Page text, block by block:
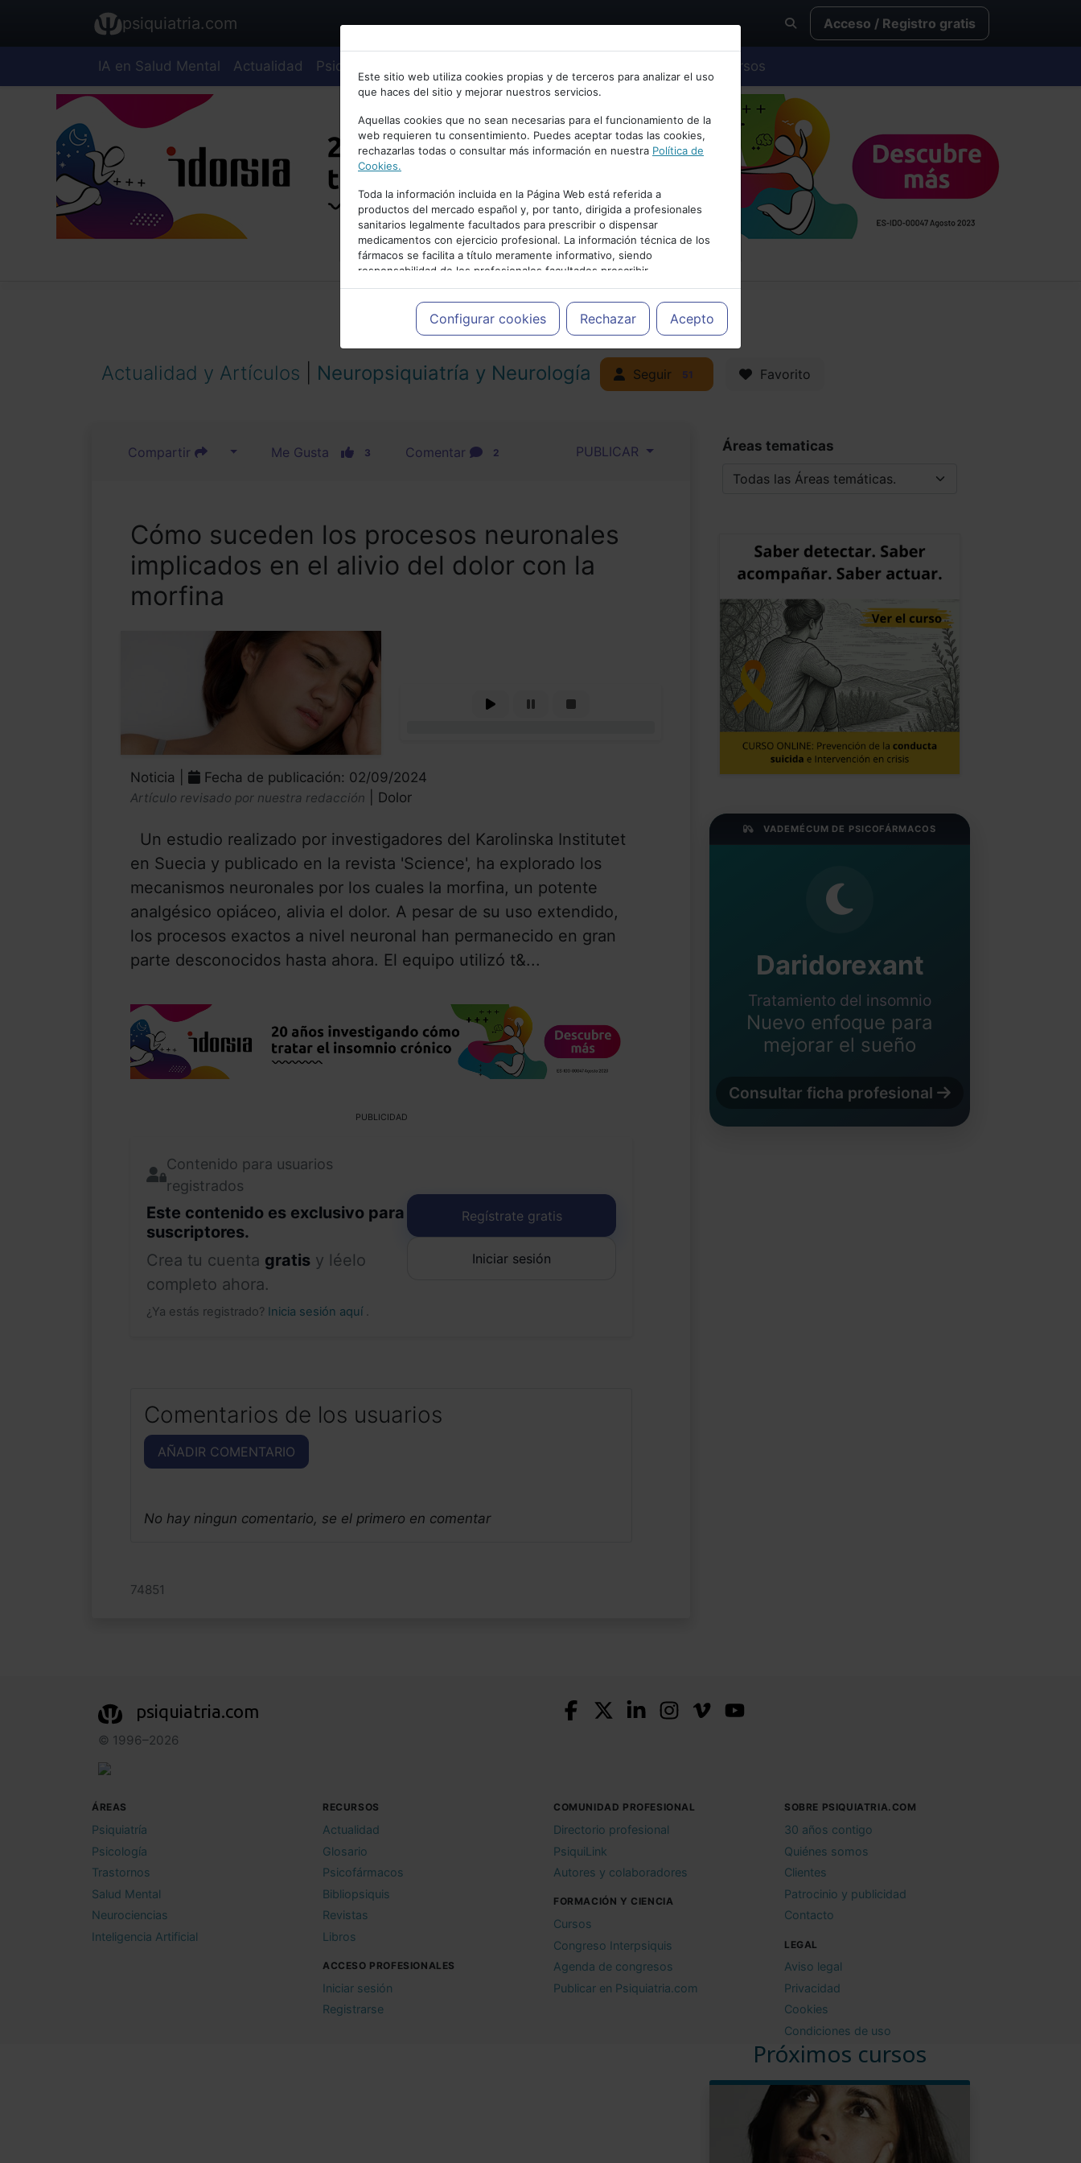
Bienvenid@ a psiquiatria.com
Escribe tu Email
Accede o regístrate con tu email.
Cancelar
psiquiatria.com Acceso / Registro gratis
IA en Salud Mental Actualidad Psiquiatría Cursos
Este sitio web utiliza cookies propias y de terceros para analizar el uso
que haces del sitio y mejorar nuestros servicios.
Aquellas cookies que no sean necesarias para el funcionamiento de la
web requieren tu consentimiento. Puedes aceptar todas las cookies,
rechazarlas todas o consultar más información en nuestra Política de
Cookies.
Toda la información incluida en la Página Web está referida a
productos del mercado español y, por tanto, dirigida a profesionales
sanitarios legalmente facultados para prescribir o dispensar
medicamentos con ejercicio profesional. La información técnica de los
fármacos se facilita a título meramente informativo, siendo
responsabilidad de los profesionales facultados prescribir
medicamentos y decidir, en cada caso concreto, el tratamiento más
adecuado a las necesidades del paciente.
Configurar cookies Rechazar Acepto
PUBLICIDAD
Actualidad y Artículos Neuropsiquiatría y Neurología Seguir 51 Favorito
Compartir Me Gusta 3 Comentar 2 PUBLICAR
Cómo suceden los procesos neuronales
implicados en el alivio del dolor con la
morfina
Noticia | Fecha de publicación: 02/09/2024
Artículo revisado por nuestra redacción | Dolor
Un estudio realizado por investigadores del Karolinska Institutet
en Suecia y publicado en la revista 'Science', ha explorado los
mecanismos neuronales por los cuales la morfina, un potente
analgésico opiáceo, alivia el dolor. A pesar de su uso extendido,
los procesos exactos a nivel neuronal han permanecido en gran
parte desconocidos hasta ahora. El equipo utilizó t&...
PUBLICIDAD
Contenido para usuarios
registrados
Este contenido es exclusivo para
suscriptores.
Crea tu cuenta gratis y léelo
completo ahora.
¿Ya estás registrado? Inicia sesión aquí .
Regístrate gratis
Iniciar sesión
Comentarios de los usuarios
AÑADIR COMENTARIO
No hay ningun comentario, se el primero en comentar
74851
Áreas tematicas
VADEMÉCUM DE PSICOFÁRMACOS
Daridorexant
Tratamiento del insomnio
Nuevo enfoque para
mejorar el sueño
Consultar ficha profesional
Próximos cursos
psiquiatria.com
© 1996–2026
ÁREAS
Psiquiatría
Psicología
Trastornos
Salud Mental
Neurociencias
Inteligencia Artificial
RECURSOS
Actualidad
Glosario
Psicofármacos
Bibliopsiquis
Revistas
Libros
ACCESO PROFESIONALES
Iniciar sesión
Registrarse
COMUNIDAD PROFESIONAL
Directorio profesional
PsiquiLink
Autores y colaboradores
FORMACIÓN Y CIENCIA
Cursos
Congreso Interpsiquis
Agenda de congresos
Publicar en Psiquiatria.com
SOBRE PSIQUIATRIA.COM
30 años contigo
Quiénes somos
Clientes
Patrocinio y publicidad
Contacto
LEGAL
Aviso legal
Privacidad
Cookies
Condiciones de uso